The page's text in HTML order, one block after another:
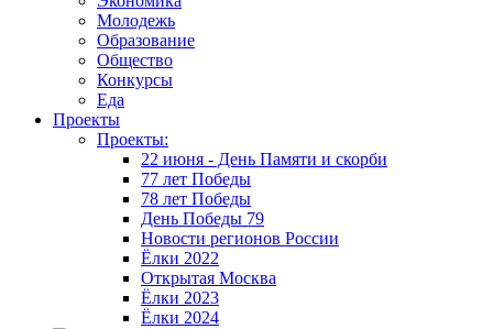
Молодежь
Образование
Общество
Конкурсы
Еда
Проекты
Проекты:
22 июня - День Памяти и скорби
77 лет Победы
78 лет Победы
День Победы 79
Новости регионов России
Ёлки 2022
Открытая Москва
Ёлки 2023
Ёлки 2024